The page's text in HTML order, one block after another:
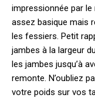
impressionnée par
assez basique mais
les fessiers. Petit
jambes à la largeur
les jambes jusqu’à
remonte. N’oubliez
votre poids sur vos